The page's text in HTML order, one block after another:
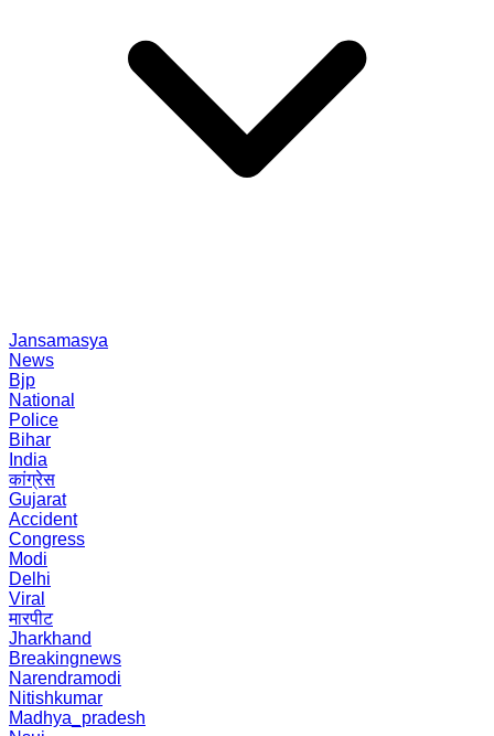
Jansamasya
News
Bjp
National
Police
Bihar
India
कांग्रेस
Gujarat
Accident
Congress
Modi
Delhi
Viral
मारपीट
Jharkhand
Breakingnews
Narendramodi
Nitishkumar
Madhya_pradesh